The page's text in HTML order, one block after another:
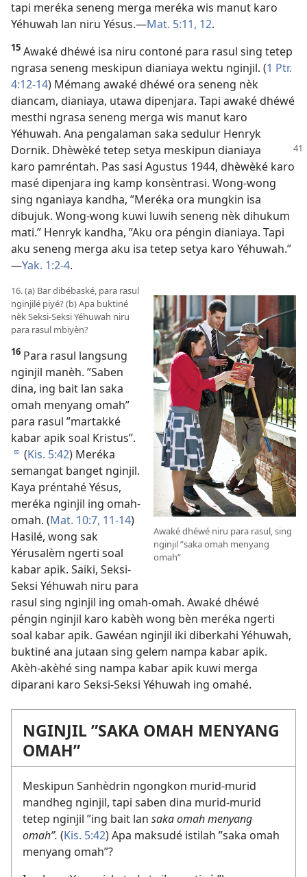
tapi meréka seneng merga meréka wis manut karo
Yéhuwah lan niru Yésus.​—Mat. 5:11, 12.
15 Awaké dhéwé isa niru contoné para rasul sing tetep
ngrasa seneng meskipun dianiaya wektu nginjil. (1 Ptr.
4:12-14) Mémang awaké dhéwé ora seneng nèk
diancam, dianiaya, utawa dipenjara. Tapi awaké dhéwé
mesthi ngrasa seneng merga wis manut karo
Yéhuwah. Ana pengalaman saka sedulur Henryk
Dornik. Dhèwèké tetep setya meskipun dianiaya
karo pamréntah. Pas sasi Agustus 1944, dhèwèké karo
masé dipenjara ing kamp konsèntrasi. Wong-wong
sing nganiaya kandha, ”Meréka ora mungkin isa
dibujuk. Wong-wong kuwi luwih seneng nèk dihukum
mati.” Henryk kandha, ”Aku ora péngin dianiaya. Tapi
aku seneng merga aku isa tetep setya karo Yéhuwah.”​
—Yak. 1:2-4.
Awaké dhéwé niru para rasul, sing
nginjil ”saka omah menyang
omah”
16. (a) Bar dibébaské, para rasul
nginjilé piyé? (b) Apa buktiné
nèk Seksi-Seksi Yéhuwah niru
para rasul mbiyèn?
16 Para rasul langsung
nginjil manèh. ”Saben
dina, ing bait lan saka
omah menyang omah”
para rasul ”martakké
kabar apik soal Kristus”.
d (Kis. 5:42) Meréka
semangat banget nginjil.
Kaya préntahé Yésus,
meréka nginjil ing omah-
omah. (Mat. 10:7, 11-14)
Hasilé, wong sak
Yérusalèm ngerti soal
kabar apik. Saiki, Seksi-
Seksi Yéhuwah niru para
rasul sing nginjil ing omah-omah. Awaké dhéwé
péngin nginjil karo kabèh wong bèn meréka ngerti
soal kabar apik. Gawéan nginjil iki diberkahi Yéhuwah,
buktiné ana jutaan sing gelem nampa kabar apik.
Akèh-akèhé sing nampa kabar apik kuwi merga
diparani karo Seksi-Seksi Yéhuwah ing omahé.
NGINJIL ”SAKA OMAH MENYANG
OMAH”
Meskipun Sanhèdrin ngongkon murid-murid
mandheg nginjil, tapi saben dina murid-murid
tetep nginjil ”ing bait lan saka omah menyang
omah”. (Kis. 5:42) Apa maksudé istilah ”saka omah
menyang omah”?